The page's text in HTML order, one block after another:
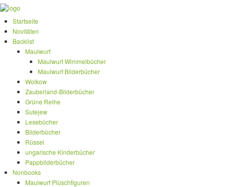
Startseite
Novitäten
Backlist
Maulwurf
Maulwurf Wimmelbücher
Maulwurf Bilderbücher
Wolkow
Zauberland-Bilderbücher
Grüne Reihe
Sutejew
Lesebücher
Bilderbücher
Rüssel
ungarische Kinderbücher
Pappbilderbücher
Nonbooks
Maulwurf Plüschfiguren